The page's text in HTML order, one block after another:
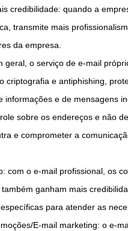
credibilidade: quando a
transmite mais
da empresa.
geral, o serviço de e-mail
criptografia e antiphishing,
informações e de mensagens
sobre os endereços e não
e comprometer a
com o e-mail profissional, os
ganham mais
para atender as
E-mail marketing: o e-